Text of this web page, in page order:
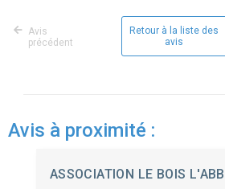
Avis
précédent
Retour à la liste des
avis
Avis à proximité :
ASSOCIATION LE BOIS